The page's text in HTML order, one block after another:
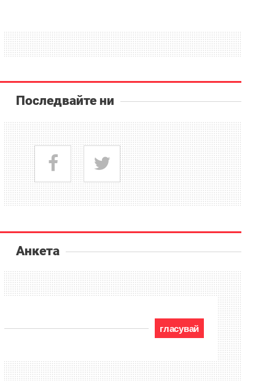
Последвайте ни
Анкета
гласувай